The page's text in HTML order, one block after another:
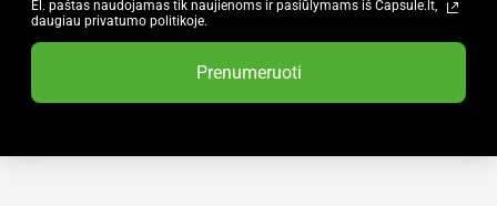
El. paštas naudojamas tik naujienoms ir pasiūlymams iš Capsule.lt,
daugiau privatumo politikoje.
Prenumeruoti